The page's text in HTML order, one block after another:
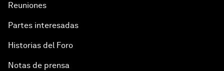
Reuniones
Partes interesadas
Historias del Foro
Notas de prensa